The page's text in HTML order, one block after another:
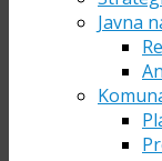
Javna